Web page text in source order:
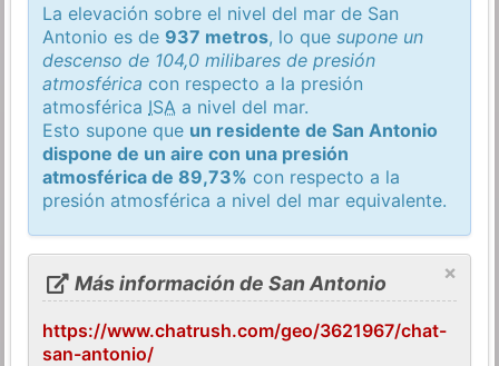
La elevación sobre el nivel del mar de San
Antonio es de937 metros, lo quesupone un
descenso de 104,0 milibares de presión
atmosférica con respecto a la presión
atmosférica ISA a nivel del mar.
Esto supone que un residente de San Antonio
dispone de un aire con una presión
atmosférica de 89,73% con respecto a la
presión atmosférica a nivel del mar equivalente.
×
Más información de San Antonio
https://www.chatrush.com/geo/3621967/chat-
san-antonio/